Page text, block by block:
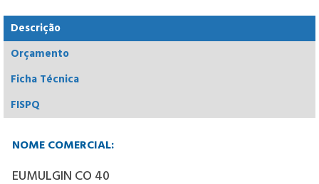
Descrição
Orçamento
Ficha Técnica
FISPQ
NOME COMERCIAL:
EUMULGIN CO 40